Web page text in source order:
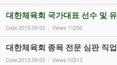
대한체육회 국가대표 선수 및
Date2015.09.03 Views 11256
대한체육회 종목 전문 심판 직
Date2015.09.03 Views 10313